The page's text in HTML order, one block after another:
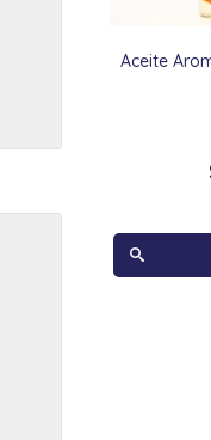
Aceite